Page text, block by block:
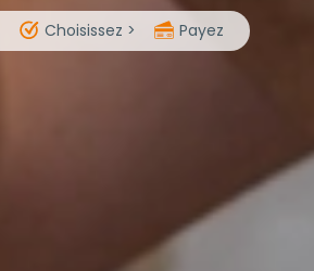
Choisissez > Payez